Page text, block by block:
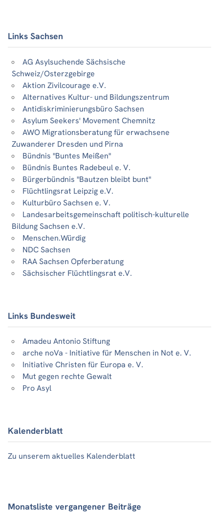
Links Sachsen
AG Asylsuchende Sächsische
Schweiz/Osterzgebirge
Aktion Zivilcourage e.V.
Alternatives Kultur- und Bildungszentrum
Antidiskriminierungsbüro Sachsen
Asylum Seekers' Movement Chemnitz
AWO Migrationsberatung für erwachsene
Zuwanderer Dresden und Pirna
Bündnis "Buntes Meißen"
Bündnis Buntes Radebeul e. V.
Bürgerbündnis "Bautzen bleibt bunt"
Flüchtlingsrat Leipzig e.V.
Kulturbüro Sachsen e. V.
Landesarbeitsgemeinschaft politisch-kulturelle
Bildung Sachsen e.V.
Menschen.Würdig
NDC Sachsen
RAA Sachsen Opferberatung
Sächsischer Flüchtlingsrat e.V.
Links Bundesweit
Amadeu Antonio Stiftung
arche noVa - Initiative für Menschen in Not e. V.
Initiative Christen für Europa e. V.
Mut gegen rechte Gewalt
Pro Asyl
Kalenderblatt
Zu unserem aktuelles Kalenderblatt
Monatsliste vergangener Beiträge